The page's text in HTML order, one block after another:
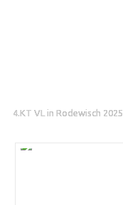
4.KT VL in Rodewisch 2025